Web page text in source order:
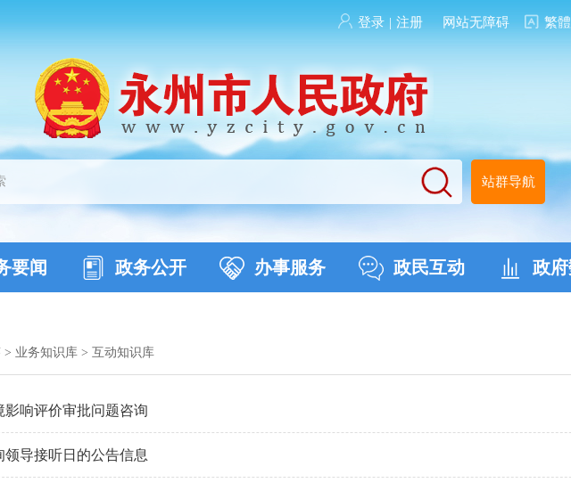
登录 | 注册 网站无障碍 繁體
站群导航
要闻 政务公开 办事服务 政民互动 政
> 业务知识库 > 互动知识库
影响评价审批问题咨询
领导接听日的公告信息